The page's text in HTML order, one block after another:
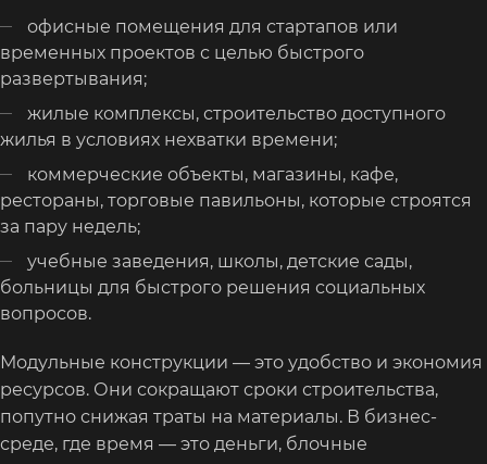
офисные помещения для стартапов или
временных проектов с целью быстрого
развертывания;
жилые комплексы, строительство доступного
жилья в условиях нехватки времени;
коммерческие объекты, магазины, кафе,
рестораны, торговые павильоны, которые строятся
за пару недель;
учебные заведения, школы, детские сады,
больницы для быстрого решения социальных
вопросов.
Модульные конструкции — это удобство и экономия
ресурсов. Они сокращают сроки строительства,
попутно снижая траты на материалы. В бизнес-
среде, где время — это деньги, блочные